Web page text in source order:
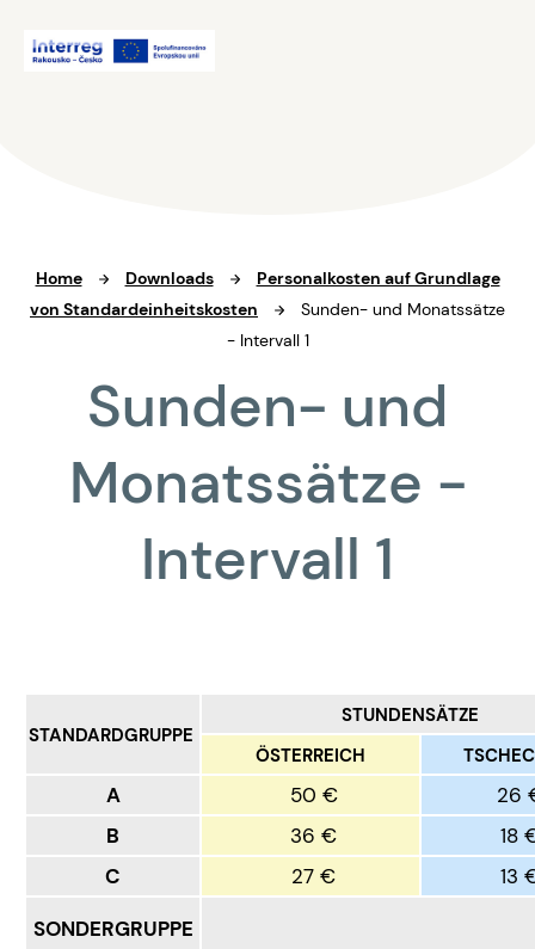
Home Downloads
Personalkosten auf Grundlage
von Standardeinheitskosten
Sunden- und Monatssätze
- Intervall 1
Sunden- und
Monatssätze -
Intervall 1
STANDARDGRUPPE
STUNDENSÄTZE
ÖSTERREICH
A 50 €
26
B
36 €
18
C
27 €
13
SONDERGRUPPE